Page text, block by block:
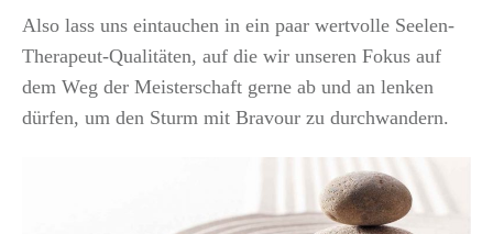
Also lass uns eintauchen in ein paar wertvolle Seelen-
Therapeut-Qualitäten, auf die wir unseren Fokus auf
dem Weg der Meisterschaft gerne ab und an lenken
dürfen, um den Sturm mit Bravour zu durchwandern.